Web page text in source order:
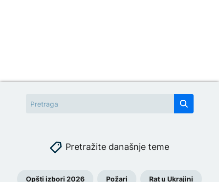
Pretražite današnje teme
Opšti izbori 2026 Požari Rat u Ukrajini